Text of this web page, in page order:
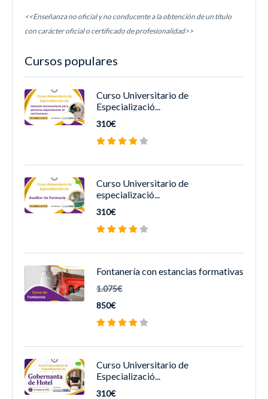
<<Enseñanza no oficial y no conducente a la obtención de un título
con carácter oficial o certificado de profesionalidad>>
Cursos populares
Curso Universitario de
Especializació...
310€
Curso Universitario de
especializació...
310€
Fontanería con estancias formativas
1.075€
850€
Curso Universitario de
Especializació...
310€